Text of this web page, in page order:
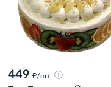
449 д/шт